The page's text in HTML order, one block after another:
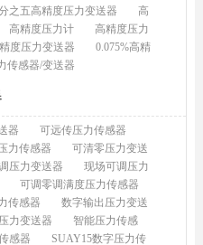
之五高精度压力变送器
高
高精度压力计
高精度压力
度压力变送器
0.075%高精
传感器/变送器
器
可远传压力传感器
力传感器
可清零压力变送
压力变送器
现场可调压力
可调零调满度压力传感器
传感器
数字输出压力变送
力变送器
智能压力传感
感器
SUAY15数字压力传